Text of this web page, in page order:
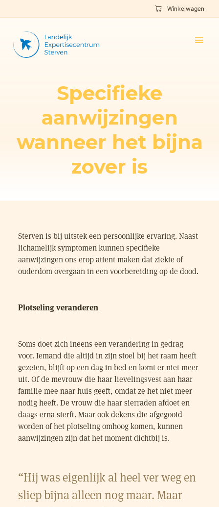
Winkelwagen
Specifieke
aanwijzingen
wanneer het bijna
zover is
Sterven is bij uitstek een persoonlijke ervaring. Naast
lichamelijk symptomen kunnen specifieke
aanwijzingen ons erop attent maken dat ziekte of
ouderdom overgaan in een voorbereiding op de dood.
Plotseling veranderen
Soms doet zich ineens een verandering in gedrag
voor. Iemand die altijd in zijn stoel bij het raam heeft
gezeten, blijft op een dag in bed en komt er niet meer
uit. Of de mevrouw die haar lievelingsvest aan haar
familie mee naar huis geeft, omdat ze het niet meer
nodig heeft. De vrouw die haar sierraden afdoet en
daags erna sterft. Maar ook dekens die afgegooid
worden of het plotseling omhoog komen, kunnen
aanwijzingen zijn dat het moment dichtbij is.
“Hij was eigenlijk al heel ver weg en
sliep bijna alleen nog maar. Maar